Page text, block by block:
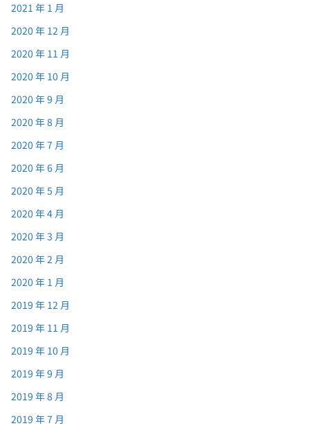
2021 年 1 月
2020 年 12 月
2020 年 11 月
2020 年 10 月
2020 年 9 月
2020 年 8 月
2020 年 7 月
2020 年 6 月
2020 年 5 月
2020 年 4 月
2020 年 3 月
2020 年 2 月
2020 年 1 月
2019 年 12 月
2019 年 11 月
2019 年 10 月
2019 年 9 月
2019 年 8 月
2019 年 7 月